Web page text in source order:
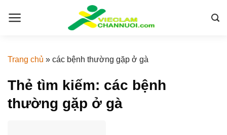
Trang chủ » các bệnh thường gặp ở gà
Thẻ tìm kiếm: các bệnh
thường gặp ở gà